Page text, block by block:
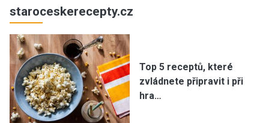
staroceskerecepty.cz
Top 5 receptů, které
zvládnete připravit i při
hra…